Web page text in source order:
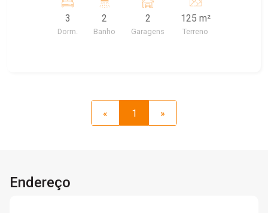
lavanderia, churrasqueira, varanda, área para
secagem de roupa.
3
Dorm.
2
Banho
2
Garagens
125 m²
Terreno
« 1 »
Endereço